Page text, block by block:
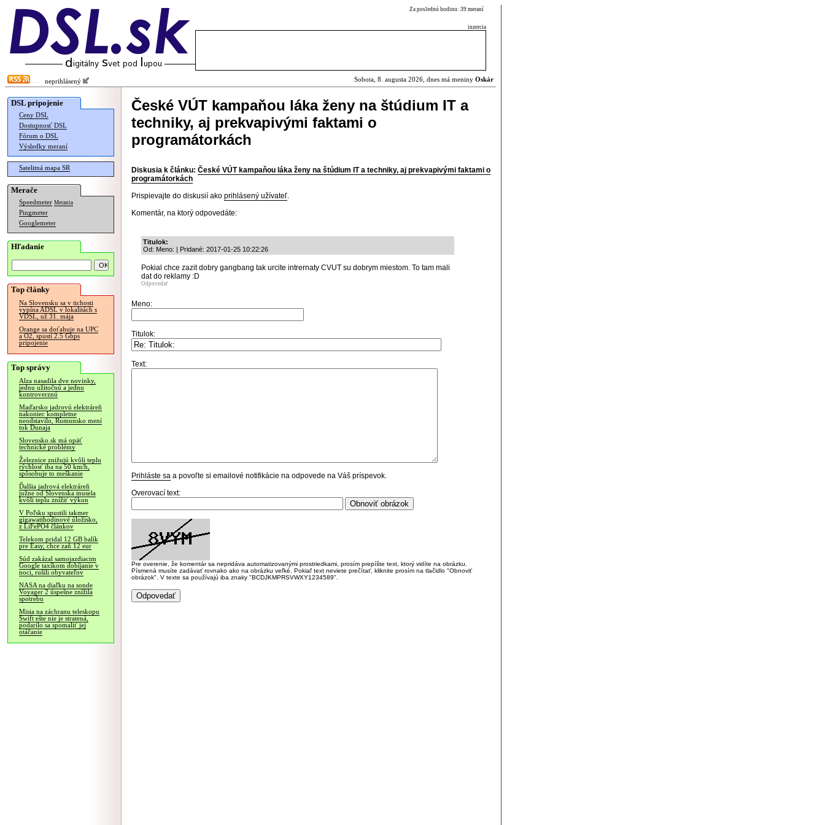
Za poslednú hodinu: 39 meraní
inzercia
neprihlásený Sobota, 8. augusta 2026, dnes má meniny Oskár
DSL pripojenie
Ceny DSL
Dostupnosť DSL
Fórum o DSL
Výsledky meraní
Satelitná mapa SR
Merače
Speedmeter Merania
Pingmeter
Googlemeter
Hľadanie
Top články
Na Slovensku sa v tichosti
vypína ADSL v lokalitách s
VDSL, už 31. mája
Orange sa doťahuje na UPC
a O2, spustí 2.5 Gbps
pripojenie
Top správy
Alza nasadila dve novinky,
jednu užitočnú a jednu
kontroverznú
Maďarsko jadrovú elektráreň
nakoniec kompletne
neodstavilo, Rumunsko mení
tok Dunaja
Slovensko.sk má opäť
technické problémy
Železnice znižujú kvôli teplu
rýchlosť iba na 50 km/h,
spôsobuje to meškanie
Ďalšia jadrová elektráreň
južne od Slovenska musela
kvôli teplu znížiť výkon
V Poľsku spustili takmer
gigawatthodinové úložisko,
z LiFePO4 článkov
Telekom pridal 12 GB balík
pre Easy, chce zaň 12 eur
Súd zakázal samojazdiacim
Google taxíkom dobíjanie v
noci, rušili obyvateľov
NASA na diaľku na sonde
Voyager 2 úspešne znížila
spotrebu
Misia na záchranu teleskopu
Swift ešte nie je stratená,
podarilo sa spomaliť jej
otáčanie
České VÚT kampaňou láka ženy na štúdium IT a
techniky, aj prekvapivými faktami o
programátorkách
Diskusia k článku: České VÚT kampaňou láka ženy na štúdium IT a techniky, aj prekvapivými faktami o
programátorkách
Prispievajte do diskusií ako prihlásený užívateľ.
Komentár, na ktorý odpovedáte:
Titulok:
Od: Meno: | Pridané: 2017-01-25 10:22:26
Pokial chce zazit dobry gangbang tak urcite intrernaty CVUT su dobrym miestom. To tam mali
dat do reklamy :D
Odpovedať
Meno:
Titulok:
Text:
Prihláste sa a povoľte si emailové notifikácie na odpovede na Váš príspevok.
Overovací text:
Pre overenie, že komentár sa nepridáva automatizovanými prostriedkami, prosím prepíšte text, ktorý vidíte na obrázku.
Písmená musíte zadávať rovnako ako na obrázku veľké. Pokiaľ text neviete prečítať, kliknite prosím na tlačidlo "Obnoviť
obrázok". V texte sa používajú iba znaky "BCDJKMPRSVWXY1234589".